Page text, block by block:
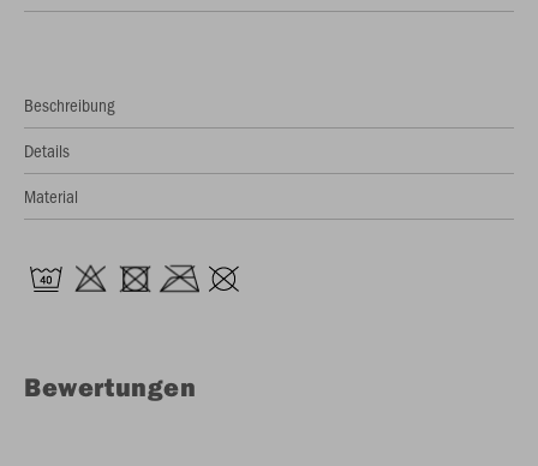
Beschreibung
Details
Material
Bewertungen